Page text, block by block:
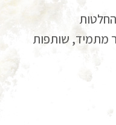
מתמיד, שותפות